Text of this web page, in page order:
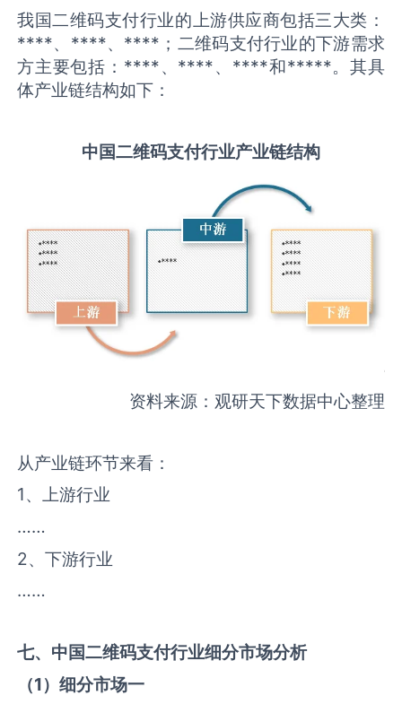
我国二维码支付行业的上游供应商包括三大类：
****、****、****；二维码支付行业的下游需求
方主要包括：****、****、****和*****。其具
体产业链结构如下：
中国二维码支付行业产业链结构
资料来源：观研天下数据中心整理
从产业链环节来看：
1、上游行业
……
2、下游行业
……
七、中国二维码支付行业细分市场分析
（1）细分市场一